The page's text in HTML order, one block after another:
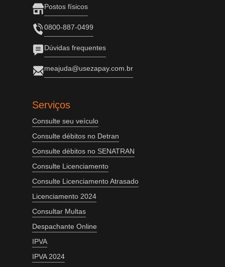
Postos físicos
0800-887-0499
Dúvidas frequentes
meajuda@usezapay.com.br
Serviços
Consulte seu veículo
Consulte débitos no Detran
Consulte débitos no SENATRAN
Consulte Licenciamento
Consulte Licenciamento Atrasado
Licenciamento 2024
Consultar Multas
Despachante Online
IPVA
IPVA 2024